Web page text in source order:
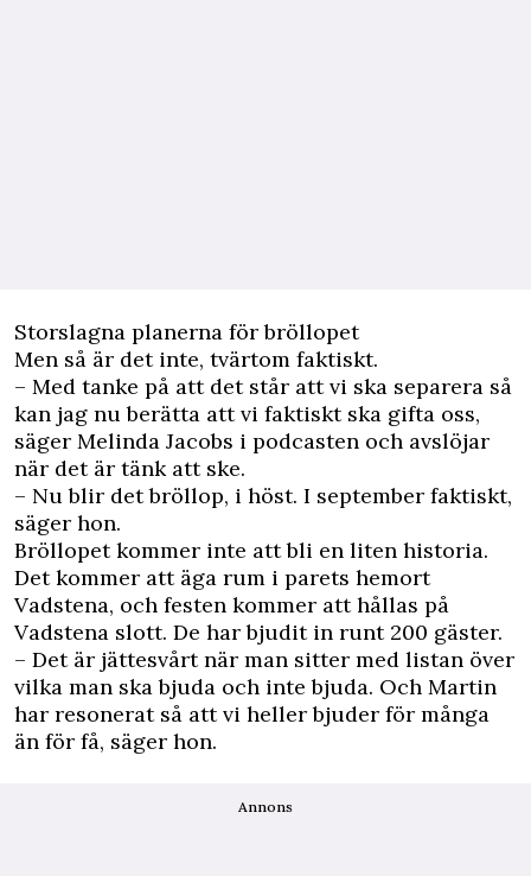
Storslagna planerna för bröllopet
Men så är det inte, tvärtom faktiskt.
– Med tanke på att det står att vi ska separera så
kan jag nu berätta att vi faktiskt ska gifta oss,
säger Melinda Jacobs i podcasten och avslöjar
när det är tänk att ske.
– Nu blir det bröllop, i höst. I september faktiskt,
säger hon.
Bröllopet kommer inte att bli en liten historia.
Det kommer att äga rum i parets hemort
Vadstena, och festen kommer att hållas på
Vadstena slott. De har bjudit in runt 200 gäster.
– Det är jättesvårt när man sitter med listan över
vilka man ska bjuda och inte bjuda. Och Martin
har resonerat så att vi heller bjuder för många
än för få, säger hon.
Annons